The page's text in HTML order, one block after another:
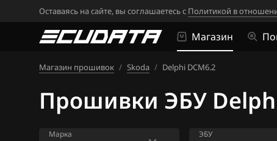
Оставаясь на сайте, вы соглашаетесь с Политикой в
Магазин
Магазин прошивок / Skoda / Delphi DCM6.2
Прошивки ЭБУ
Марка ЭБУ